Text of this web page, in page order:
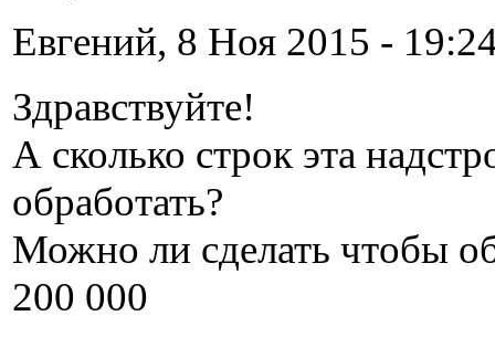
Евгений, 8 Ноя 2015 -
Здравствуйте!
А сколько строк эта
обработать?
Можно ли сделать чтобы
200 000